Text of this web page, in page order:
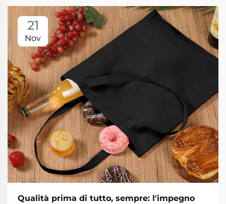
21
Nov
Qualità prima di tutto, sempre: l'impegno